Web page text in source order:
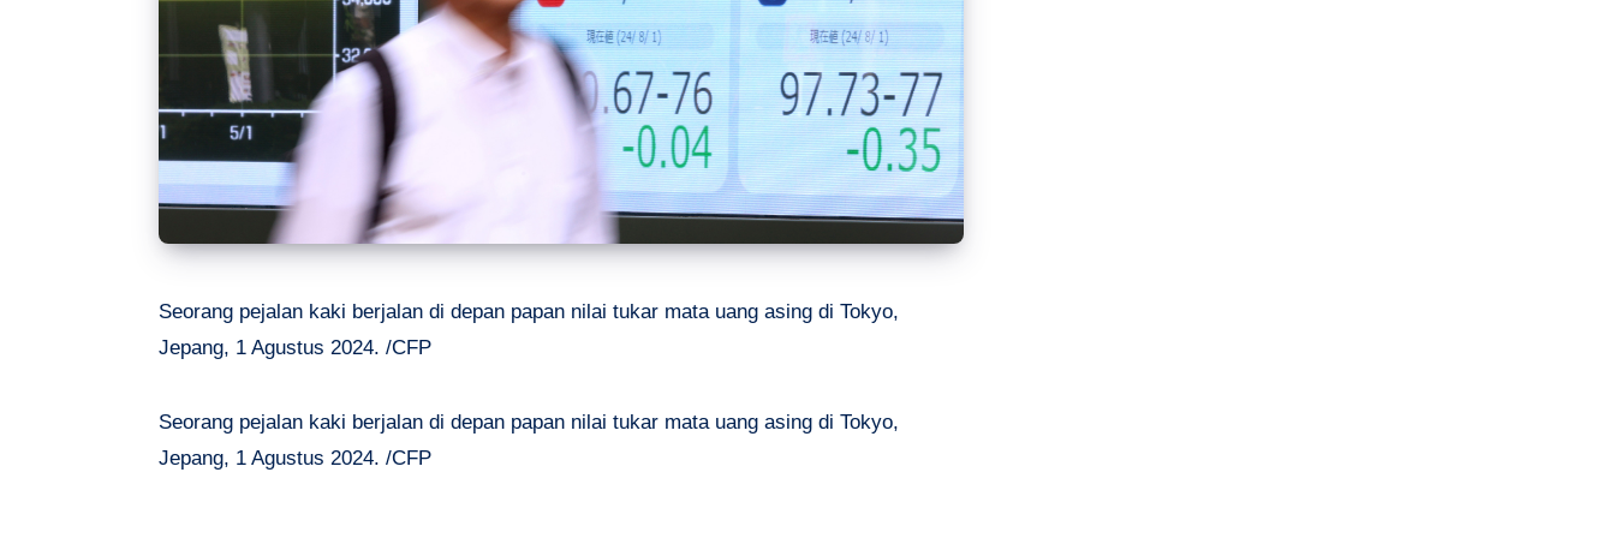
Seorang pejalan kaki berjalan di depan papan nilai tukar mata uang asing di Tokyo,
Jepang, 1 Agustus 2024. /CFP
Seorang pejalan kaki berjalan di depan papan nilai tukar mata uang asing di Tokyo,
Jepang, 1 Agustus 2024. /CFP